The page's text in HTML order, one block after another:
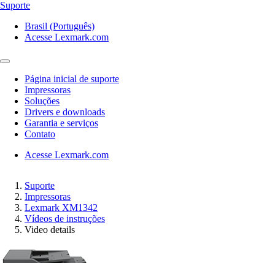
Suporte
Brasil (Português)
Acesse Lexmark.com
Página inicial de suporte
Impressoras
Soluções
Drivers e downloads
Garantia e serviços
Contato
Acesse Lexmark.com
Suporte
Impressoras
Lexmark XM1342
Vídeos de instruções
Video details